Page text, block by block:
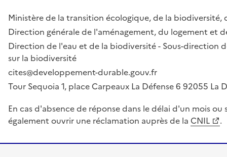
Ministère de la transition écologique, de la biodiversité,
Direction générale de l'aménagement, du logement et
Direction de l'eau et de la biodiversité - Sous-direction
sur la biodiversité
cites@developpement-durable.gouv.fr
Tour Sequoia 1, place Carpeaux La Défense 6 92055 La
En cas d'absence de réponse dans le délai d'un mois
également ouvrir une réclamation auprès de la CNIL .